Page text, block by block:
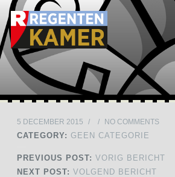
Skip to content
5 DECEMBER 2015 / / NO COMMENTS
CATEGORY: GEEN CATEGORIE
PREVIOUS POST: VORIG BERICHT
NEXT POST: VOLGEND BERICHT